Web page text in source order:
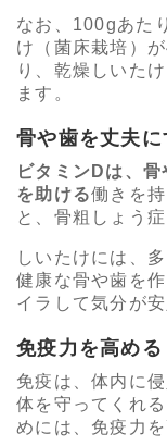
なお、100gあた
け（菌床栽培）
り、乾燥しいた
ます。
骨や歯を丈夫に
ビタミンDは、
を助ける働きを
と、骨粗しょう
しいたけには、
健康な骨や歯を
イラして気分が
免疫力を高める
免疫は、体内に
体を守ってくれ
めには、免疫力